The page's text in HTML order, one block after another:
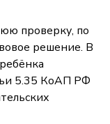
проверку, по
решение. В
5.35 КоАП РФ